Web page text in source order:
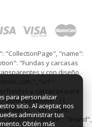
"CollectionPage", "name":
"Fundas y carcasas
y con diseño.
"url":
fundas-y-carcasas-para-
[ {
1]", "url": "[URL
"brand": { "@type": "Brand",
para personalizar
sitio. Al aceptar, nos
administrar tus
Obtén más